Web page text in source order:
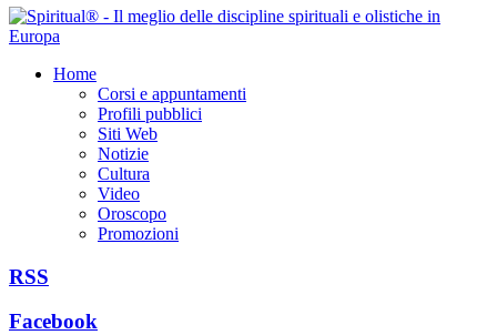
Home
Corsi e appuntamenti
Profili pubblici
Siti Web
Notizie
Cultura
Video
Oroscopo
Promozioni
RSS
Facebook